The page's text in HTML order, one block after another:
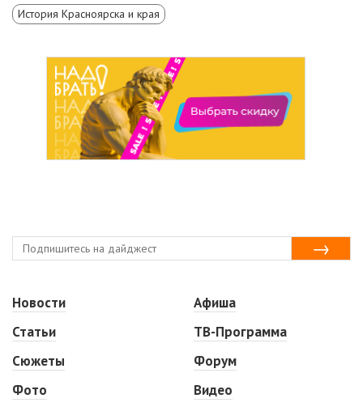
История Красноярска и края
Новости
Статьи
Сюжеты
Фото
Афиша
ТВ-Программа
Форум
Видео